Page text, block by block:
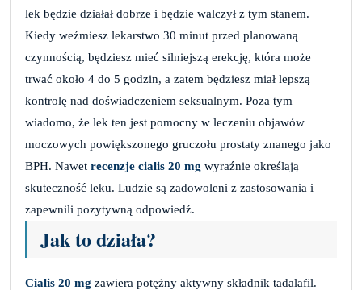
lek będzie działał dobrze i będzie walczył z tym stanem.
Kiedy weźmiesz lekarstwo 30 minut przed planowaną
czynnością, będziesz mieć silniejszą erekcję, która może
trwać około 4 do 5 godzin, a zatem będziesz miał lepszą
kontrolę nad doświadczeniem seksualnym. Poza tym
wiadomo, że lek ten jest pomocny w leczeniu objawów
moczowych powiększonego gruczołu prostaty znanego jako
BPH. Nawet recenzje cialis 20 mg wyraźnie określają
skuteczność leku. Ludzie są zadowoleni z zastosowania i
zapewnili pozytywną odpowiedź.
Jak to działa?
Cialis 20 mg zawiera potężny aktywny składnik tadalafil.